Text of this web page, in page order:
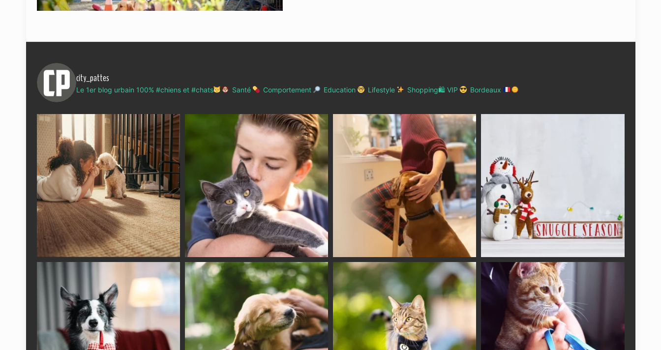
city_pattes
Le 1er blog urbain 100% #chiens et #chats Santé Comportement Education Lifestyle Shopping🛍 VIP Bordeaux